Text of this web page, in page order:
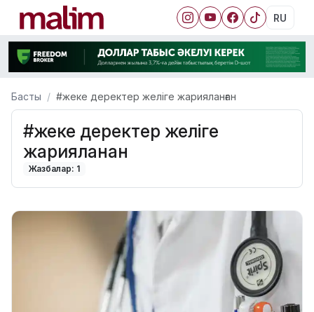
RU
Басты #жеке деректер желіге жарияланған
#жеке деректер желіге
жарияланған
Жазбалар: 1